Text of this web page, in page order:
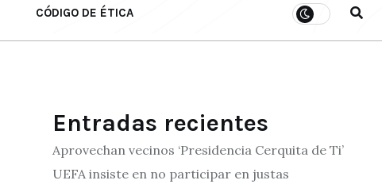
CÓDIGO DE ÉTICA
Entradas recientes
Aprovechan vecinos ‘Presidencia Cerquita de Ti’
UEFA insiste en no participar en justas